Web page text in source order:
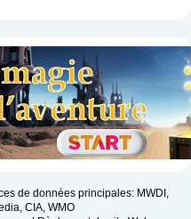
de données principales: MWDI,
CIA, WMO